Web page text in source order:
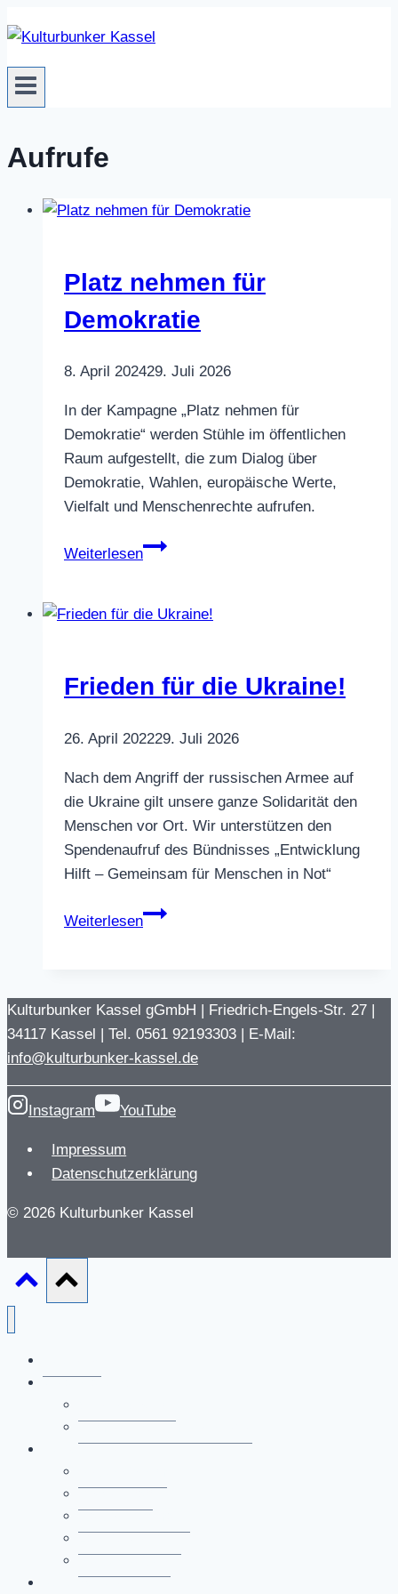
Inhalt
springen
Aufrufe
Platz nehmen für
Demokratie
8. April 202429. Juli 2026
In der Kampagne „Platz nehmen für
Demokratie“ werden Stühle im öffentlichen
Raum aufgestellt, die zum Dialog über
Demokratie, Wahlen, europäische Werte,
Vielfalt und Menschenrechte aufrufen.
Weiterlesen
Platz
Demokratie
Frieden für die Ukraine!
26. April 202229. Juli 2026
Nach dem Angriff der russischen Armee auf
die Ukraine gilt unsere ganze Solidarität den
Menschen vor Ort. Wir unterstützen den
Spendenaufruf des Bündnisses „Entwicklung
Hilft – Gemeinsam für Menschen in Not“
Weiterlesen
Frieden
Kulturbunker Kassel gGmbH | Friedrich-Engels-Str. 27 |
34117 Kassel | Tel. 0561 92193303 | E-Mail:
info@kulturbunker-kassel.de
Instagram YouTube
Impressum
Datenschutzerklärung
© 2026 Kulturbunker Kassel
Veranstaltungen
Anmeldung zum Newsletter
Akteur*innen
Robert Pfaff
Marcos Rudmann
Lars-Oliver Rühl
Marcus Wickel
Kulturbunker